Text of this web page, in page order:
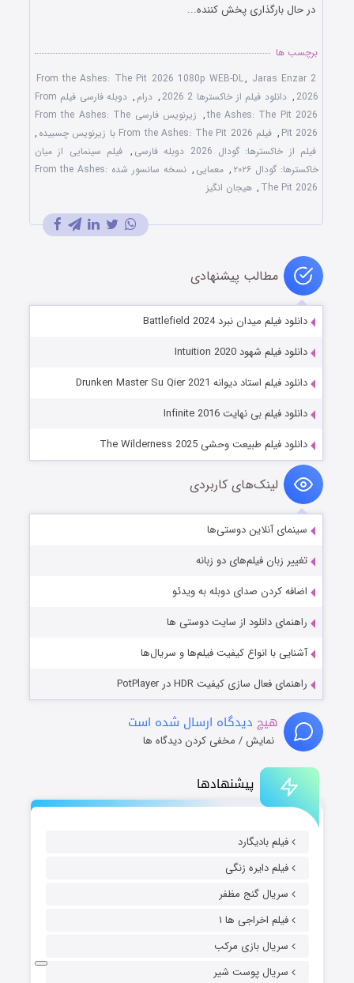
پیشنهادها
فیلم بادیگارد
فیلم دایره زنگی
سریال گنج مظفر
فیلم اخراجی ها ۱
سریال بازی مرکب
سریال پوست شیر
در حال بارگذاری پخش کننده...
برچسب ها
From the Ashes: The Pit 2026 1080p WEB-DL, Jaras Enzar 2
2026
, دانلود فیلم از خاکسترها 2 2026 , درام ,
دوبله فارسی فیلم From
the Ashes: The Pit 2026
,
زیرنویس فارسی From the Ashes: The
Pit 2026
, فیلم From the Ashes: The Pit 2026 با زیرنویس چسبیده
,
فیلم از خاکسترها: گودال 2026 دوبله فارسی
, فیلم سینمایی از میان
خاکسترها: گودال ۲۰۲۶
, معمایی ,
نسخه سانسور شده From the Ashes:
The Pit 2026
, هیجان انگیز
مطالب پیشنهادی
دانلود فیلم میدان نبرد Battlefield 2024
دانلود فیلم شهود Intuition 2020
دانلود فیلم استاد دیوانه Drunken Master Su Qier 2021
دانلود فیلم بی نهایت Infinite 2016
دانلود فیلم طبیعت وحشی The Wilderness 2025
لینک‌های کاربردی
سینمای آنلاین دوستی‌ها
تغییر زبان فیلم‌های دو زبانه
اضافه کردن صدای دوبله به ویدئو
راهنمای دانلود از سایت دوستی ها
آشنایی با انواع کیفیت فیلم‌ها و سریال‌ها
راهنمای فعال سازی کیفیت HDR در PotPlayer
هیچ دیدگاه ارسال شده است
نمایش / مخفی کردن دیدگاه ها